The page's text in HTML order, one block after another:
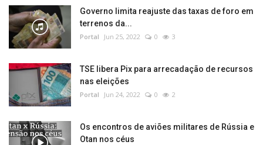
Governo limita reajuste das taxas de foro em
terrenos da...
Portal Jun 25, 2022 0 3
TSE libera Pix para arrecadação de recursos
nas eleições
Portal Jun 24, 2022 0 2
Os encontros de aviões militares de Rússia e
Otan nos céus